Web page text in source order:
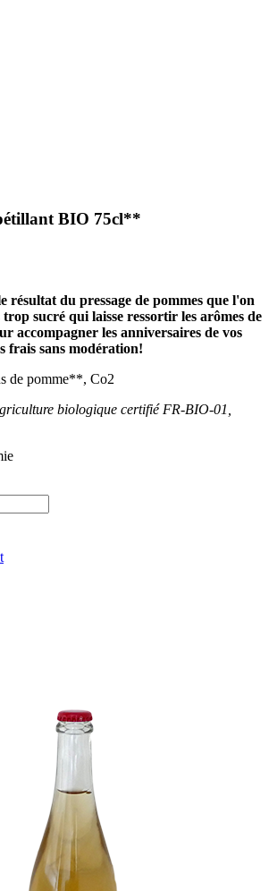
BIO 75cl**
résultat du pressage de pommes que l'on
sucré qui laisse ressortir les arômes de
accompagner les anniversaires de vos
frais sans modération!
de pomme**, Co2
biologique certifié FR-BIO-01,